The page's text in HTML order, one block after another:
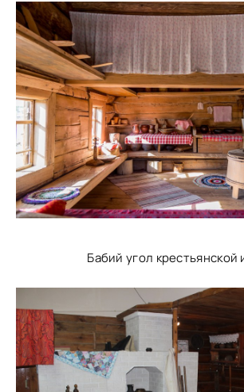
Бабий угол крестьянской